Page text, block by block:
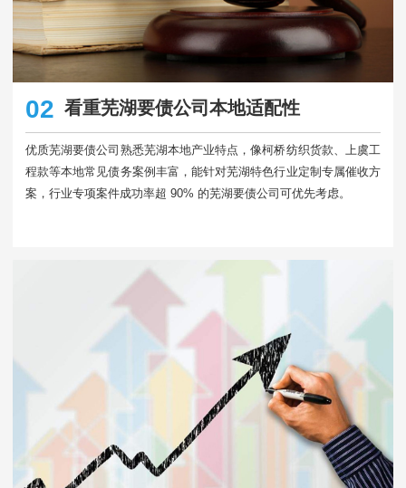
02 看重芜湖要债公司本地适配性
优质芜湖要债公司熟悉芜湖本地产业特点，像柯桥纺织货款、上虞工
程款等本地常见债务案例丰富，能针对芜湖特色行业定制专属催收方
案，行业专项案件成功率超 90% 的芜湖要债公司可优先考虑。